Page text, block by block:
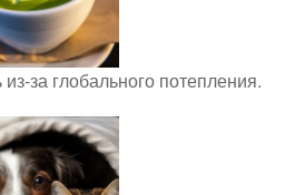
за глобального потепления.